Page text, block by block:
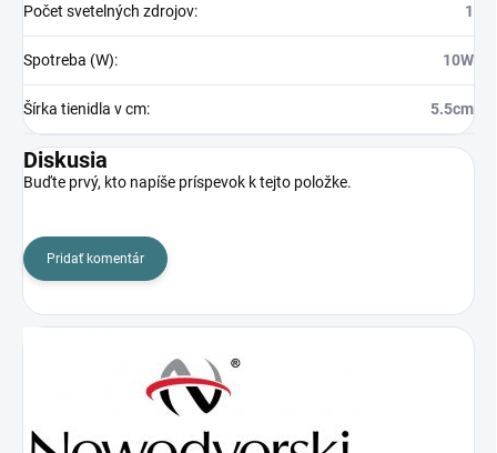
Počet svetelných zdrojov: 1
Spotreba (W): 10W
Šírka tienidla v cm: 5.5cm
Diskusia
Buďte prvý, kto napíše príspevok k tejto položke.
Pridať komentár